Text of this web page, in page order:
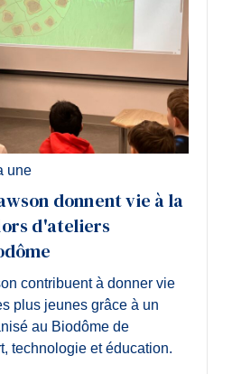
une
donnent vie à la
d'ateliers
contribuent à donner vie
plus jeunes grâce à un
au Biodôme de
technologie et éducation.